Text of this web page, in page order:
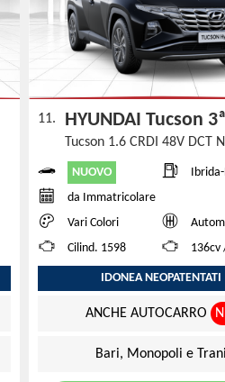
11. HYUNDAI Tucson
Tucson 1.6 CRDI 48V DCT
NUOVO
da Immatricolare
Vari Colori
Cilind. 1598
136cv
IDONEA NEOPATENTATI
ANCHE AUTOCARRO
Bari, Monopoli e Trani